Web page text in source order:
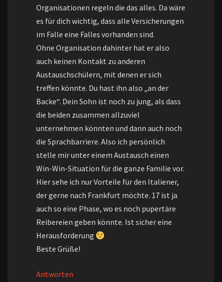
Organisationen regeln die das alles. Da wäre
es für dich wichtig, dass alle Versicherungen
im Falle eine Falles vorhanden sind.
Ohne Organisation dahinter hat er also
auch keinen Kontakt zu anderen
Austauschschülern, mit denen er sich
treffen könnte. Du hast ihn also „an der
Backe“. Dein Sohn ist noch zu jung, als dass
die beiden zusammen allzuviel
unternehmen könnten und dann auch noch
die Sprachbarriere. Also ich persönlich
stelle mir unter einem Austausch einen
Win-Win-Situation für die ganze Familie vor.
Hier sehe ich nur Vorteile für den Italiener,
der gerne nach Frankfurt möchte. 17 ist ja
auch so eine Phase, wo es noch pupertäre
Reibereien geben könnte. Ist sicher eine
Herausforderung
Beste Grüße!
Antworten